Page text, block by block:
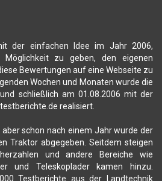
der einfachen Idee im Jahr 2006,
Möglichkeit zu geben, den eigenen
Bewertungen auf eine Webseite zu
Wochen und Monaten wurde die
schließlich am 01.08.2006 mit der
realisiert.
schon nach einem Jahr wurde der
Traktor abgegeben. Seitdem steigen
und andere Bereiche wie
und Teleskoplader kamen hinzu.
Testberichte aus der Landtechnik